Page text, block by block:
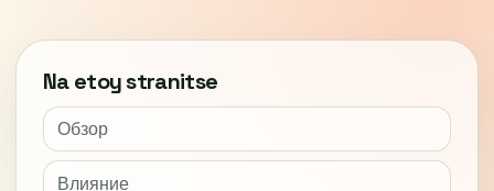
Na etoy stranitse
Обзор
Влияние